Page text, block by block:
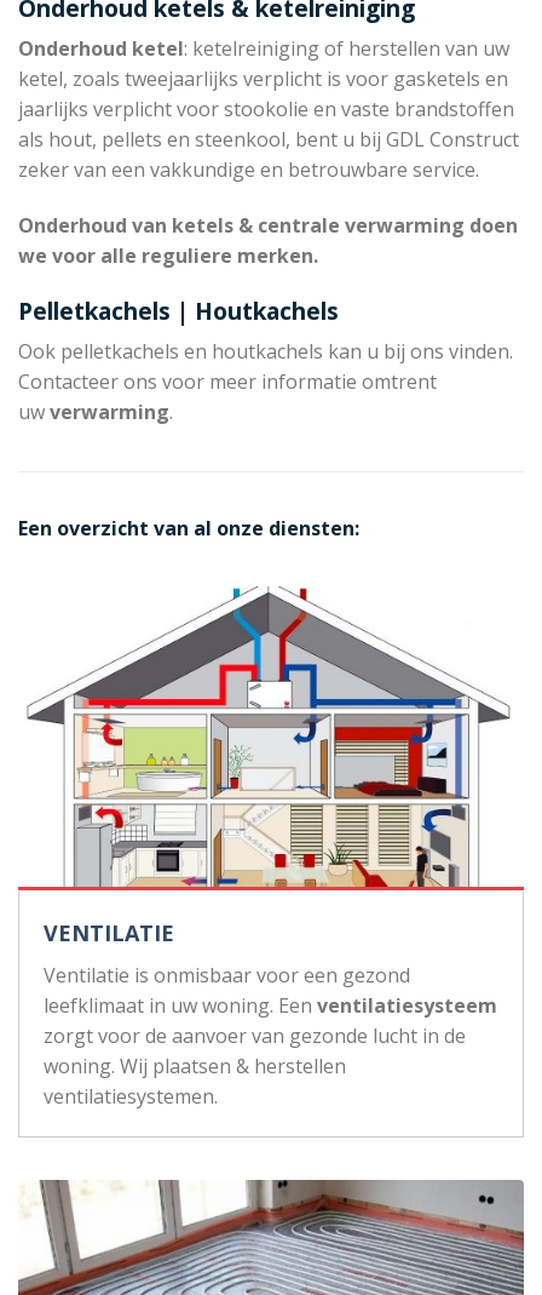
Onderhoud ketels & ketelreiniging
Onderhoud ketel: ketelreiniging of herstellen van uw
ketel, zoals tweejaarlijks verplicht is voor gasketels en
jaarlijks verplicht voor stookolie en vaste brandstoffen
als hout, pellets en steenkool, bent u bij GDL Construct
zeker van een vakkundige en betrouwbare service.
Onderhoud van ketels & centrale verwarming doen
we voor alle reguliere merken.
Pelletkachels | Houtkachels
Ook pelletkachels en houtkachels kan u bij ons vinden.
Contacteer ons voor meer informatie omtrent
uwverwarming.
Een overzicht van al onze diensten:
VENTILATIE
Ventilatie is onmisbaar voor een gezond
leefklimaat in uw woning. Een ventilatiesysteem
zorgt voor de aanvoer van gezonde lucht in de
woning. Wij plaatsen & herstellen
ventilatiesystemen.